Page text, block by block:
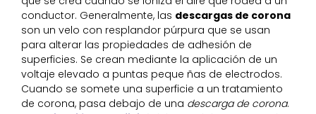
conductor. Generalmente, las descargas de corona
son un velo con resplandor púrpura que se usan
para alterar las propiedades de adhesión de
superficies. Se crean mediante la aplicación de un
voltaje elevado a puntas peque ñas de electrodos.
Cuando se somete una superficie a un tratamiento
de corona, pasa debajo de una descarga de corona.